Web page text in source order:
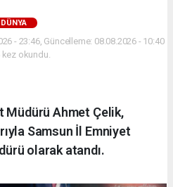
DÜNYA
- 23:46, Güncelleme: 08.08.2026 - 10:40
kez okundu.
Müdürü Ahmet Çelik,
Samsun İl Emniyet
olarak atandı.